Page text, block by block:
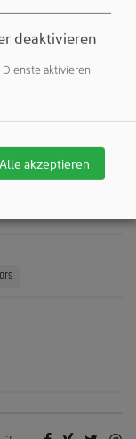
deaktivieren
aktivieren
Alle akzeptieren